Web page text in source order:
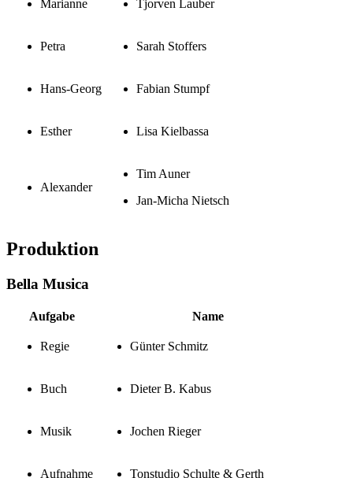
Marianne Tjorven Lauber
Petra Sarah Stoffers
Hans-Georg Fabian Stumpf
Esther Lisa Kielbassa
Alexander
Tim Auner
Jan-Micha Nietsch
Produktion
Bella Musica
Aufgabe Name
Regie Günter Schmitz
Buch Dieter B. Kabus
Musik Jochen Rieger
Aufnahme Tonstudio Schulte & Gerth